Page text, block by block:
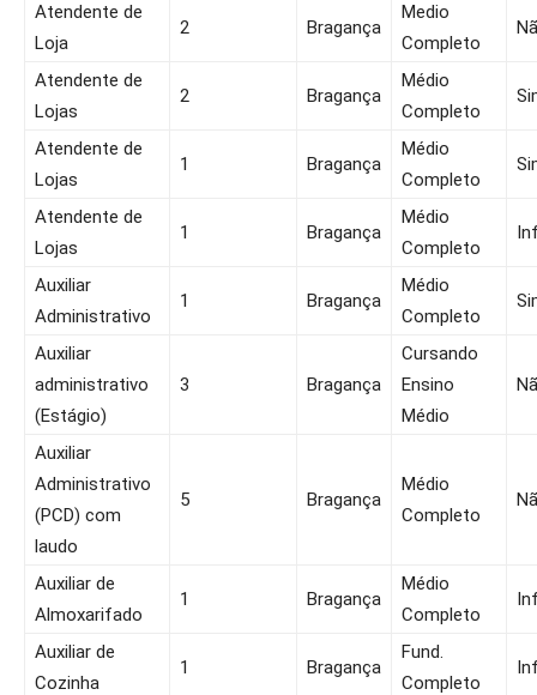
Atendente de
Loja
2 Bragança
Medio
Completo
Atendente de
Lojas
2 Bragança
Médio
Completo
Atendente de
Lojas
1 Bragança
Médio
Completo
Atendente de
Lojas
1 Bragança
Médio
Completo
Auxiliar
Administrativo
1 Bragança
Médio
Completo
Auxiliar
administrativo
(Estágio)
3 Bragança
Cursando
Ensino
Médio
Auxiliar
Administrativo
(PCD) com
laudo
5 Bragança
Médio
Completo
Auxiliar de
Almoxarifado
1 Bragança
Médio
Completo
Auxiliar de
Cozinha
1 Bragança
Fund.
Completo